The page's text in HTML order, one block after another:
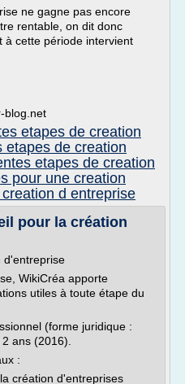
ne gagne pas encore
rentable, on dit donc
à cette période intervient
blog.net
etapes de creation
etapes de creation
etapes de creation
pour une creation
d entreprise
pour la création
d'entreprise
WikiCréa apporte
utiles à toute étape du
(forme juridique :
ans (2016).
:
création d'entreprises